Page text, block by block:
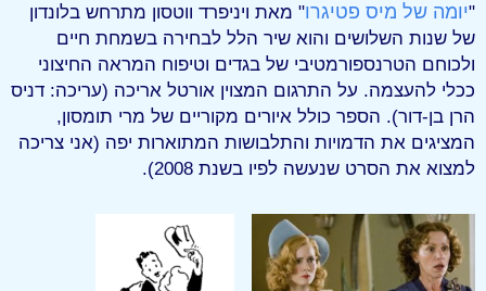
"יומה של מיס פטיגרו" מאת ויניפרד ווטסון מתרחש בלונדון
של שנות השלושים והוא שיר הלל לבחירה בשמחת חיים
ולכוחם הטרנספורמטיבי של בגדים וטיפוח המראה החיצוני
ככלי להעצמה. על התרגום המצוין אורטל אריכה (עריכה: דניס
הרן בן-דור). הספר כולל איורים מקוריים של מרי תומסון,
המציגים את הדמויות והתלבושות המתוארות יפה (אני צריכה
למצוא את הסרט שנעשה לפיו בשנת 2008).